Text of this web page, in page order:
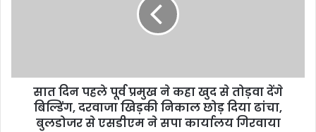
सात दिन पहले पूर्व प्रमुख ने कहा खुद से तोड़वा देंगे
बिल्डिंग, दरवाजा खिड़की निकाल छोड़ दिया ढांचा,
बुलडोजर से एसडीएम ने सपा कार्यालय गिरवाया